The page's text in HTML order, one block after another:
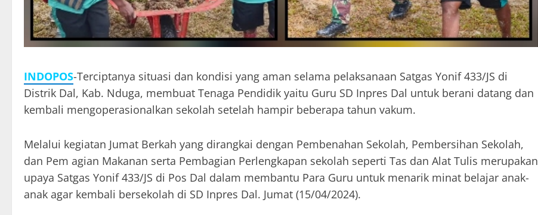
INDOPOS-Terciptanya situasi dan kondisi yang aman selama pelaksanaan Satgas Yonif 433/JS di
Distrik Dal, Kab. Nduga, membuat Tenaga Pendidik yaitu Guru SD Inpres Dal untuk berani datang dan
kembali mengoperasionalkan sekolah setelah hampir beberapa tahun vakum.
Melalui kegiatan Jumat Berkah yang dirangkai dengan Pembenahan Sekolah, Pembersihan Sekolah,
dan Pem agian Makanan serta Pembagian Perlengkapan sekolah seperti Tas dan Alat Tulis merupakan
upaya Satgas Yonif 433/JS di Pos Dal dalam membantu Para Guru untuk menarik minat belajar anak-
anak agar kembali bersekolah di SD Inpres Dal. Jumat (15/04/2024).